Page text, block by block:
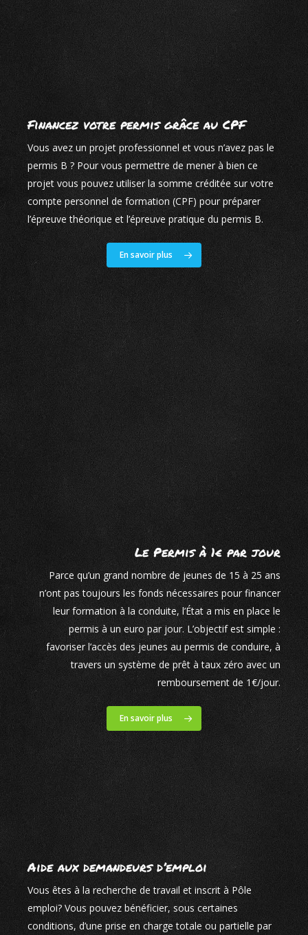
Financez votre permis grâce au CPF
Vous avez un projet professionnel et vous n’avez pas le
permis B ? Pour vous permettre de mener à bien ce
projet vous pouvez utiliser la somme créditée sur votre
compte personnel de formation (CPF) pour préparer
l’épreuve théorique et l’épreuve pratique du permis B.
En savoir plus
Le Permis à 1€ par jour
Parce qu’un grand nombre de jeunes de 15 à 25 ans
n’ont pas toujours les fonds nécessaires pour financer
leur formation à la conduite, l’État a mis en place le
permis à un euro par jour. L’objectif est simple :
favoriser l’accès des jeunes au permis de conduire, à
travers un système de prêt à taux zéro avec un
remboursement de 1€/jour.
En savoir plus
Aide aux demandeurs d’emploi
Vous êtes à la recherche de travail et inscrit à Pôle
emploi? Vous pouvez bénéficier, sous certaines
conditions, d’une prise en charge totale ou partielle par